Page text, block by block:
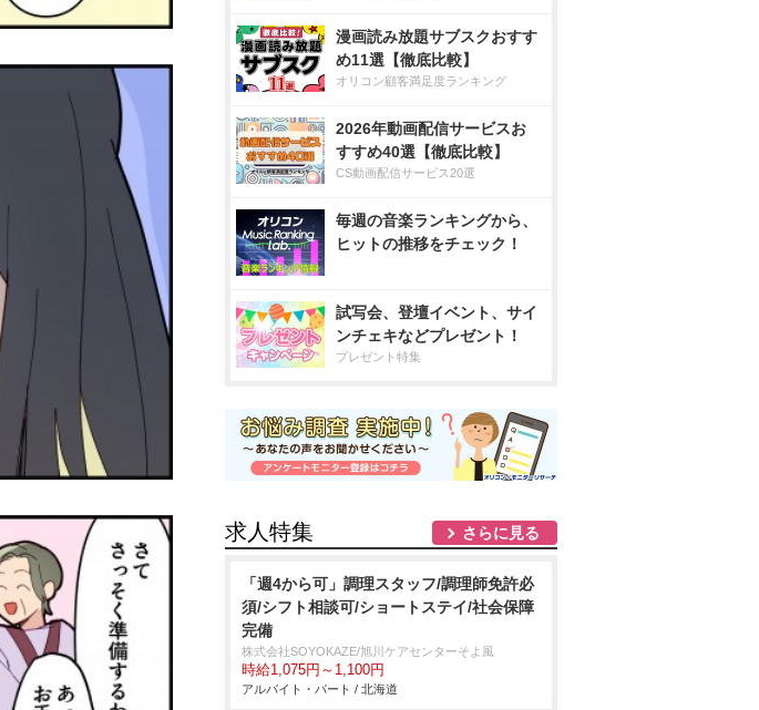
漫画読み放題サブスクおすす
め11選【徹底比較】
オリコン顧客満足度ランキング
2026年動画配信サービスお
すすめ40選【徹底比較】
CS動画配信サービス20選
毎週の音楽ランキングから、
ヒットの推移をチェック！
試写会、登壇イベント、サイ
ンチェキなどプレゼント！
プレゼント特集
求人特集 さらに見る
「週4から可」調理スタッフ/調理師免許必
須/シフト相談可/ショートステイ/社会保障
完備
株式会社SOYOKAZE/旭川ケアセンターそよ風
時給1,075円～1,100円
アルバイト・パート / 北海道